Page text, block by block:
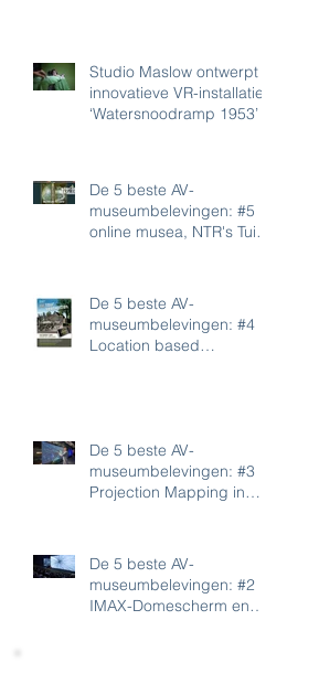
Studio Maslow ontwerpt
innovatieve VR-installatie
‘Watersnoodramp 1953’
De 5 beste AV-
museumbelevingen: #5
online musea, NTR's Tuin
De 5 beste AV-
museumbelevingen: #4
Location based
De 5 beste AV-
museumbelevingen: #3
Projection Mapping in
De 5 beste AV-
museumbelevingen: #2
IMAX-Domescherm en